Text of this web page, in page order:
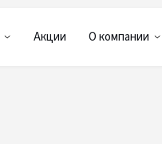
Акции О компании